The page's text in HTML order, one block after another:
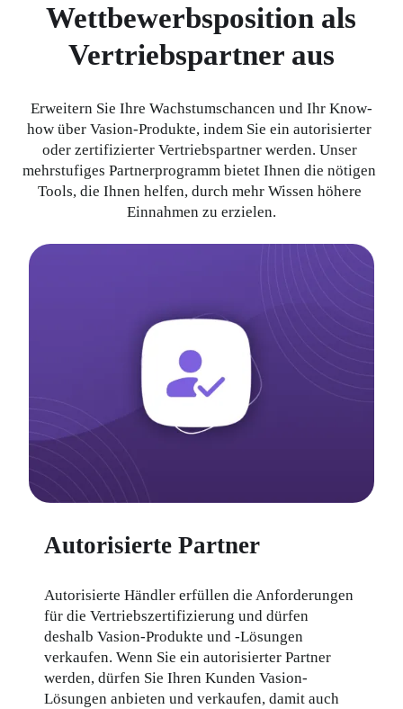
Wettbewerbsposition als
Vertriebspartner aus
Erweitern Sie Ihre Wachstumschancen und Ihr Know-
how über Vasion-Produkte, indem Sie ein autorisierter
oder zertifizierter Vertriebspartner werden. Unser
mehrstufiges Partnerprogramm bietet Ihnen die nötigen
Tools, die Ihnen helfen, durch mehr Wissen höhere
Einnahmen zu erzielen.
Autorisierte Partner
Autorisierte Händler erfüllen die Anforderungen
für die Vertriebszertifizierung und dürfen
deshalb Vasion-Produkte und -Lösungen
verkaufen. Wenn Sie ein autorisierter Partner
werden, dürfen Sie Ihren Kunden Vasion-
Lösungen anbieten und verkaufen, damit auch